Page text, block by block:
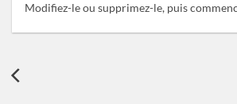
Modifiez-le ou supprimez-le, puis